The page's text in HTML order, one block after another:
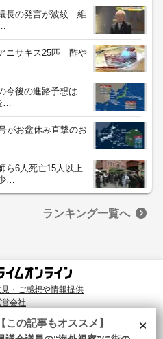
長の発言が波紋 維
ニサキス25匹 酢や
今後の進路予想は
…
がお盆休み直撃のお
6人死亡15人以上
…
ランキング一覧へ
・ご感想や情報提供
会社
Inc. All rights reserved.
⼼に合致したコンテンツや広告配信を提供する
×
【この記事もオススメ】